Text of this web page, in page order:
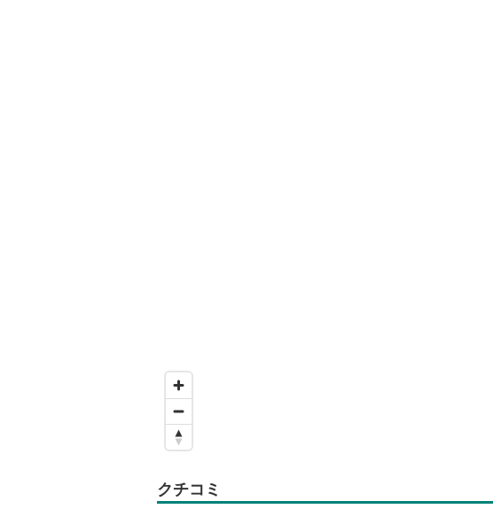
クチコミ